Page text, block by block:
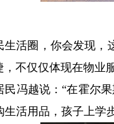
生活圈，你会发现
不仅仅体现在物业
民冯越说： “在霍尔
活用品，孩子上学